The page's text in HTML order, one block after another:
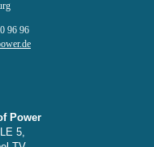
96 96
Power
5,